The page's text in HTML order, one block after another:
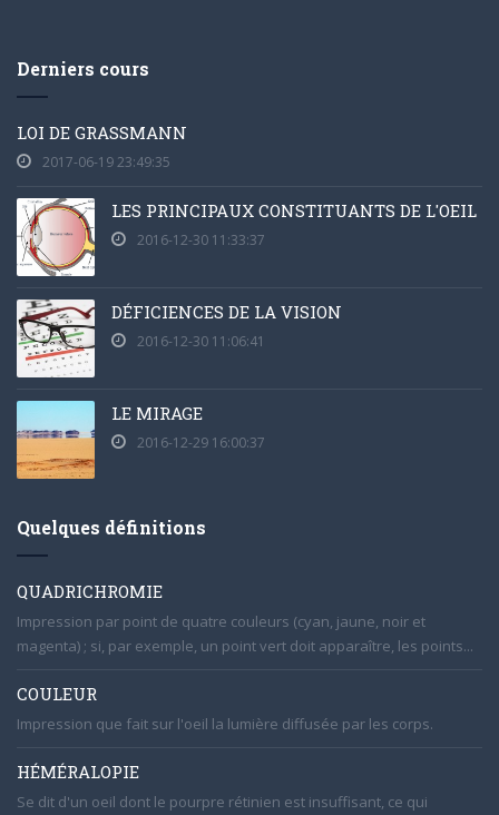
Derniers cours
LOI DE GRASSMANN
2017-06-19 23:49:35
LES PRINCIPAUX CONSTITUANTS DE L'OEIL
2016-12-30 11:33:37
DÉFICIENCES DE LA VISION
2016-12-30 11:06:41
LE MIRAGE
2016-12-29 16:00:37
Quelques définitions
QUADRICHROMIE
Impression par point de quatre couleurs (cyan, jaune, noir et
magenta) ; si, par exemple, un point vert doit apparaître, les points...
COULEUR
Impression que fait sur l'oeil la lumière diffusée par les corps.
HÉMÉRALOPIE
Se dit d'un oeil dont le pourpre rétinien est insuffisant, ce qui